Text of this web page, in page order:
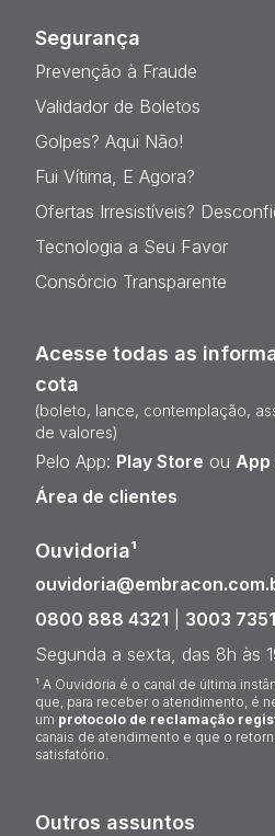
Segurança
Prevenção à Fraude
Validador de Boletos
Golpes? Aqui Não!
Fui Vítima, E Agora?
Ofertas Irresistíveis?
Tecnologia a Seu Favor
Consórcio Transparente
Acesse todas as
cota
(boleto, lance, contemplação,
de valores)
Pelo App: Play Store ou App
Área de clientes
Ouvidoria¹
0800 888 4321
3003 7351
Segunda a sexta, das 8h às
¹ A Ouvidoria é o canal de última
que, para receber o atendimento, é
um protocolo de reclamação
canais de atendimento e que o
satisfatório.
Outros assuntos